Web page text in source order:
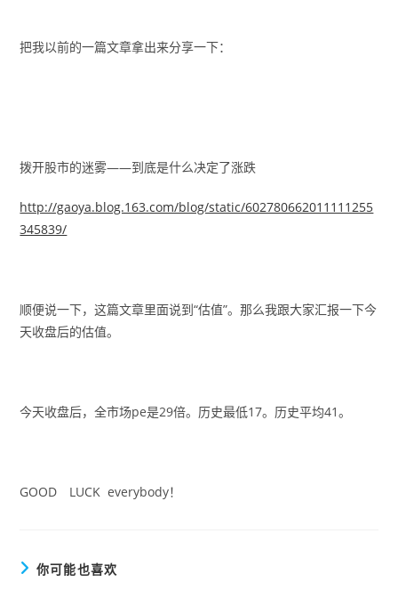
把我以前的一篇文章拿出来分享一下：
拨开股市的迷雾——到底是什么决定了涨跌
http://gaoya.blog.163.com/blog/static/602780662011111255
345839/
顺便说一下，这篇文章里面说到“估值”。那么我跟大家汇报一下今
天收盘后的估值。
今天收盘后，全市场pe是29倍。历史最低17。历史平均41。
GOOD LUCK everybody！
你可能也喜欢